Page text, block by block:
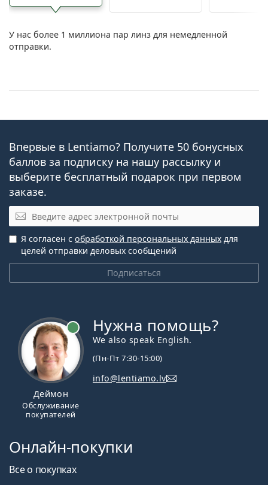
У нас более 1 миллиона пар линз для немедленной
отправки.
Впервые в Lentiamo? Получите 50 бонусных
баллов за подписку на нашу рассылку и
выберите бесплатный подарок при первом
заказе.
Эл. почта
Подписаться
Я согласен с обработкой персональных данных для
целей отправки деловых сообщений
Деймон
Обслуживание
покупателей
Нужна помощь?
We also speak English.
(Пн-Пт 7:30-15:00)
info@lentiamo.lv
Онлайн-покупки
Все о покупках